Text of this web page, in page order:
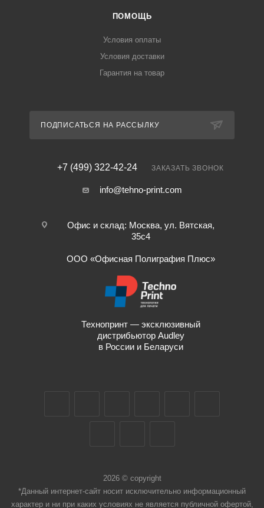
ПОМОЩЬ
Условия оплаты
Условия доставки
Гарантия на товар
ПОДПИСАТЬСЯ НА РАССЫЛКУ
+7 (499) 322-42-24 ЗАКАЗАТЬ ЗВОНОК
info@tehno-print.com
Офис и склад: Москва, ул. Вятская,
35с4
ООО «Офисная Полиграфия Плюс»
Технопринт — эксклюзивный
дистрибьютор Audley
в России и Беларуси
2026 © copyright
*Данный интернет-сайт носит исключительно информационный
характер и ни при каких условиях не является публичной офертой,